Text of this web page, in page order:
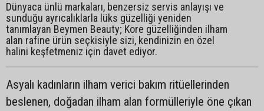
Dünyaca ünlü markaları, benzersiz servis anlayışı ve
sunduğu ayrıcalıklarla lüks güzelliği yeniden
tanımlayan Beymen Beauty; Kore güzelliğinden ilham
alan rafine ürün seçkisiyle sizi, kendinizin en özel
halini keşfetmeniz için davet ediyor.
Asyalı kadınların ilham verici bakım ritüellerinden
beslenen, doğadan ilham alan formülleriyle öne çıkan